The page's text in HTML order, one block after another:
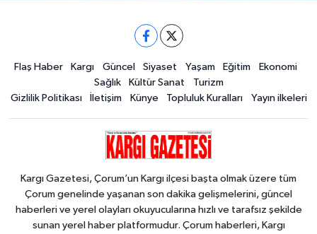
Flaş Haber Kargı Güncel Siyaset Yaşam Eğitim
Ekonomi
Sağlık
Kültür Sanat
Turizm
Gizlilik Politikası
İletişim Künye Topluluk Kuralları Yayın ilkeleri
Kargı Gazetesi, Çorum’un Kargı ilçesi başta olmak üzere tüm
Çorum genelinde yaşanan son dakika gelişmelerini, güncel
haberleri ve yerel olayları okuyucularına hızlı ve tarafsız şekilde
sunan yerel haber platformudur. Çorum haberleri, Kargı